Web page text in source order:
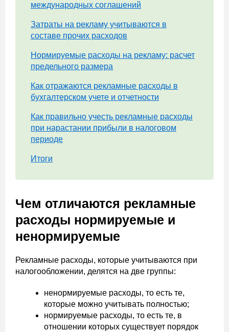
международных соглашений
Затраты на рекламу учитываются в
составе прочих расходов
Нормируемые расходы на рекламу: расчет
предельного размера
Как отражаются рекламные расходы в
бухгалтерском учете и отчетности
Как правильно учесть рекламные расходы
при нарастании прибыли в налоговом
периоде
Итоги
Чем отличаются рекламные
расходы нормируемые и
ненормируемые
Рекламные расходы, которые учитываются при
налогообложении, делятся на две группы:
ненормируемые расходы, то есть те,
которые можно учитывать полностью;
нормируемые расходы, то есть те, в
отношении которых существует порядок